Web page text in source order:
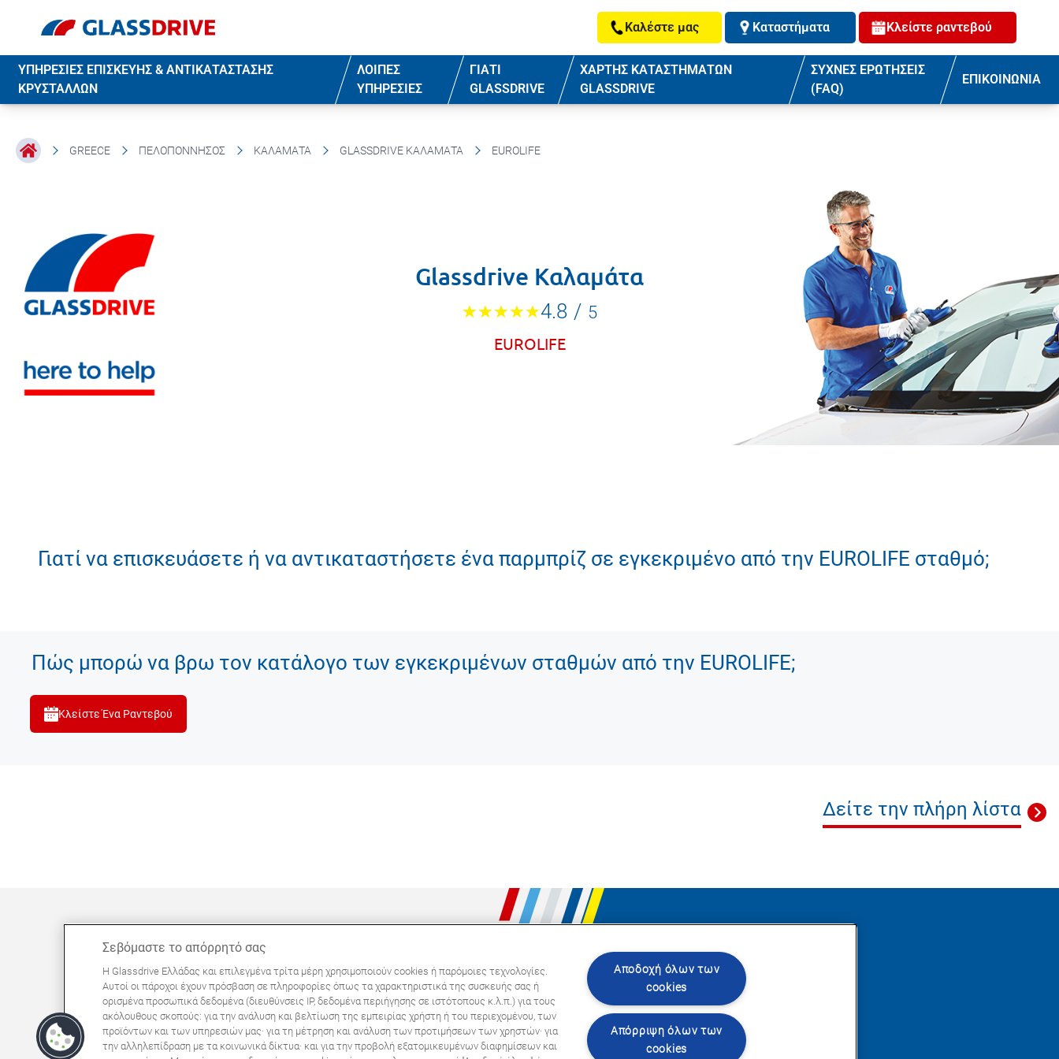
Καλέστε μας Καταστήματα Κλείστε ραντεβού
ΥΠΗΡΕΣΙΕΣ ΕΠΙΣΚΕΥΗΣ & ΑΝΤΙΚΑΤΑΣΤΑΣΗΣ
ΚΡΥΣΤΑΛΛΩΝ
ΛΟΙΠΕΣ
ΥΠΗΡΕΣΙΕΣ
ΓΙΑΤΙ
GLASSDRIVE
ΧΑΡΤΗΣ ΚΑΤΑΣΤΗΜΑΤΩΝ
GLASSDRIVE
ΣΥΧΝΕΣ ΕΡΩΤΗΣΕΙΣ
(FAQ)
ΕΠΙΚΟΙΝΩΝΙΑ
GREECE ΠΕΛΟΠΌΝΝΗΣΟΣ ΚΑΛΑΜΆΤΑ GLASSDRIVE ΚΑΛΑΜΆΤΑ EUROLIFE
Glassdrive Καλαμάτα
4.8 / 5
EUROLIFE
Γιατί να επισκευάσετε ή να αντικαταστήσετε ένα παρμπρίζ σε εγκεκριμένο από την EUROLIFE σταθμό;
Πώς μπορώ να βρω τον κατάλογο των εγκεκριμένων σταθμών από την EUROLIFE;
Κλείστε Ένα Ραντεβού
Δείτε την πλήρη λίστα
ΜΠΟΡΕΊ ΝΑ ΣΑΣ ΕΝΔΙΑΦΈΡΕΙ
Συχνές ερωτήσεις
Σχετικά με εμάς
Πανευρωπαϊκό δίκτυο
Ακολουθήστε μας
Σεβόμαστε το απόρρητό σας
Η Glassdrive Ελλάδας και επιλεγμένα τρίτα μέρη χρησιμοποιούν cookies ή παρόμοιες τεχνολογίες.
Αυτοί οι πάροχοι έχουν πρόσβαση σε πληροφορίες όπως τα χαρακτηριστικά της συσκευής σας ή
ορισμένα προσωπικά δεδομένα (διευθύνσεις IP, δεδομένα περιήγησης σε ιστότοπους κ.λ.π.) για τους
ακόλουθους σκοπούς: για την ανάλυση και βελτίωση της εμπειρίας χρήστη ή του περιεχομένου, των
προϊόντων και των υπηρεσιών μας· για τη μέτρηση και ανάλυση των προτιμήσεων των χρηστών· για
την αλληλεπίδραση με τα κοινωνικά δίκτυα· και για την προβολή εξατομικευμένων διαφημίσεων και
Αποδοχή όλων των
cookies
Απόρριψη όλων των
cookies